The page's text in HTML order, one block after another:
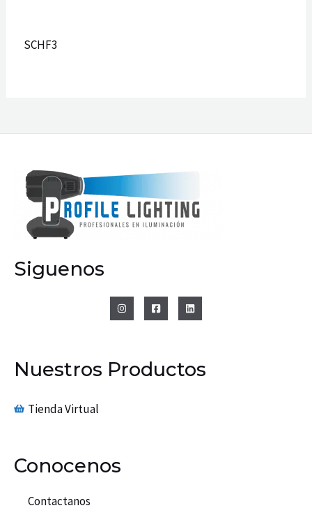
SCHF3
Siguenos
Nuestros Productos
Tienda Virtual
Conocenos
Contactanos